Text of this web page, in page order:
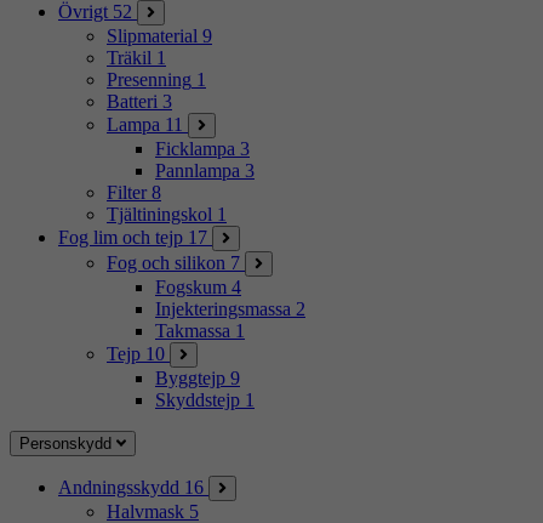
Övrigt 52
Slipmaterial 9
Träkil 1
Presenning 1
Batteri 3
Lampa 11
Ficklampa 3
Pannlampa 3
Filter 8
Tjältiningskol 1
Fog lim och tejp 17
Fog och silikon 7
Fogskum 4
Injekteringsmassa 2
Takmassa 1
Tejp 10
Byggtejp 9
Skyddstejp 1
Personskydd
Andningsskydd 16
Halvmask 5